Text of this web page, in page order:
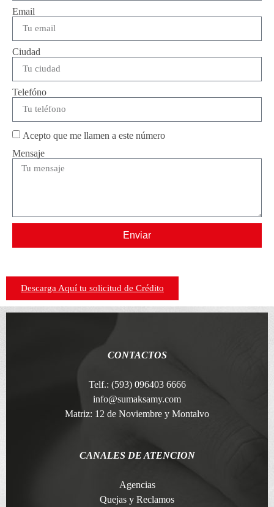
Email
Ciudad
Telefóno
Acepto que me llamen a este número
Mensaje
Enviar
Descarga Aquí tu solicitud de Crédito
CONTACTOS
Telf.: (593) 096403 6666
info@sumaksamy.com
Matriz: 12 de Noviembre y Montalvo
CANALES DE ATENCION
Agencias
Quejas y Reclamos